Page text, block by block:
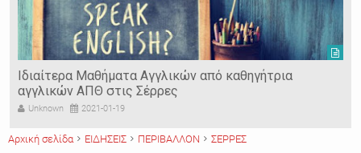
Ιδιαίτερα Μαθήματα Αγγλικών από καθηγήτρια
αγγλικών ΑΠΘ στις Σέρρες
Unknown 2021-01-19
Αρχική σελίδα ΕΙΔΗΣΕΙΣ ΠΕΡΙΒΑΛΛΟΝ ΣΕΡΡΕΣ
Panserraikos FC
Ikaroi B.C.